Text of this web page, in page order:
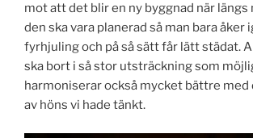
mot att det blir en ny byggnad när längs
den ska vara planerad så man bara åker
fyrhjuling och på så sätt får lätt städat.
ska bort i så stor utsträckning som
harmoniserar också mycket bättre
av höns vi hade tänkt.